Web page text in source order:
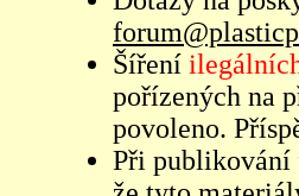
Šíření
pořízených na
povoleno.
Při publikování